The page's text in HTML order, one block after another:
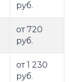
руб.
от 720
руб.
от 1 230
руб.